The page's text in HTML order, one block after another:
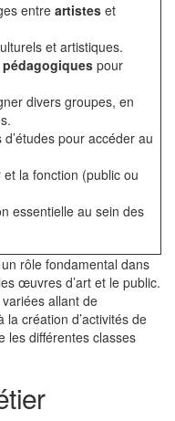
entre artistes et
et artistiques.
pour
divers groupes, en
pour accéder au
la fonction (public ou
essentielle au sein des
rôle fondamental dans
œuvres d’art et le public.
allant de
la création d’activités de
les différentes classes